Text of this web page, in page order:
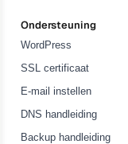
Ondersteuning
WordPress
SSL certificaat
E-mail instellen
DNS handleiding
Backup handleiding